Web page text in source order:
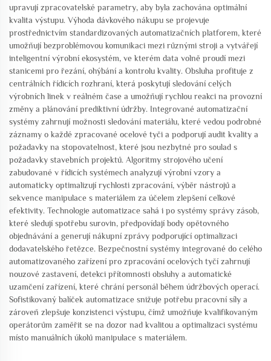
upravují zpracovatelské parametry, aby byla zachována optimální
kvalita výstupu. Výhoda dávkového nákupu se projevuje
prostřednictvím standardizovaných automatizačních platforem, které
umožňují bezproblémovou komunikaci mezi různými stroji a vytvářejí
inteligentní výrobní ekosystém, ve kterém data volně proudí mezi
stanicemi pro řezání, ohýbání a kontrolu kvality. Obsluha profituje z
centrálních řídicích rozhraní, která poskytují sledování celých
výrobních linek v reálném čase a umožňují rychlou reakci na provozní
změny a plánování prediktivní údržby. Integrované automatizační
systémy zahrnují možnosti sledování materiálu, které vedou podrobné
záznamy o každé zpracované ocelové tyči a podporují audit kvality a
požadavky na stopovatelnost, které jsou nezbytné pro soulad s
požadavky stavebních projektů. Algoritmy strojového učení
zabudované v řídicích systémech analyzují výrobní vzory a
automaticky optimalizují rychlosti zpracování, výběr nástrojů a
sekvence manipulace s materiálem za účelem zlepšení celkové
efektivity. Technologie automatizace sahá i po systémy správy zásob,
které sledují spotřebu surovin, předpovídají body opětovného
objednávání a generují nákupní zprávy podporující optimalizaci
dodavatelského řetězce. Bezpečnostní systémy integrované do celého
automatizovaného zařízení pro zpracování ocelových tyčí zahrnují
nouzové zastavení, detekci přítomnosti obsluhy a automatické
uzamčení zařízení, které chrání personál během údržbových operací.
Sofistikovaný balíček automatizace snižuje potřebu pracovní síly a
zároveň zlepšuje konzistenci výstupu, čímž umožňuje kvalifikovaným
operátorům zaměřit se na dozor nad kvalitou a optimalizaci systému
místo manuálních úkolů manipulace s materiálem.